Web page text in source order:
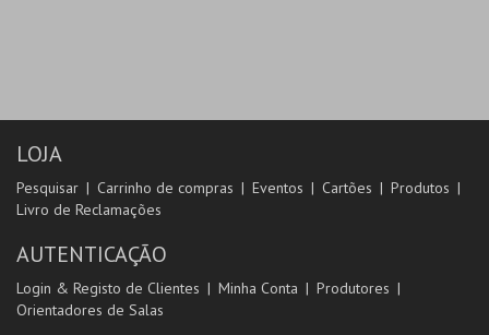
LOJA
Pesquisar Carrinho de compras Eventos Cartões
Produtos
Livro de Reclamações
AUTENTICAÇÃO
Login & Registo de Clientes Minha Conta
Produtores
Orientadores de Salas